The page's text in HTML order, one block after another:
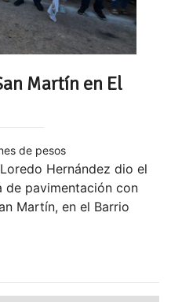
Martín en El
de pesos
Hernández dio el
de pavimentación con
Martín, en el Barrio